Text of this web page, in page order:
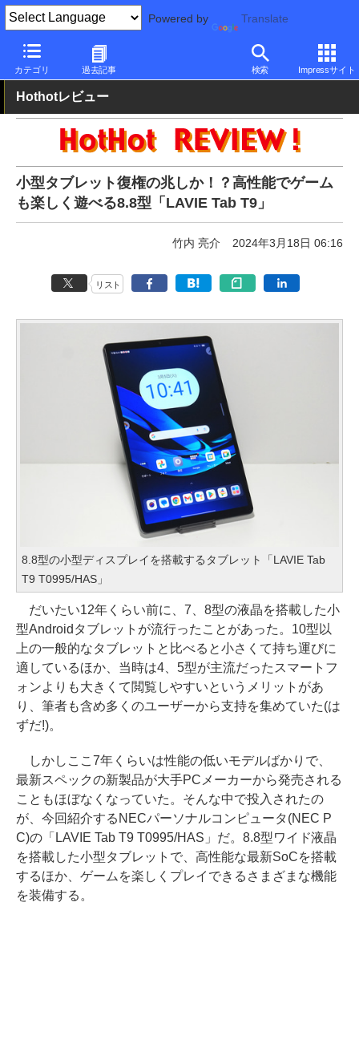
Powered by Translate
カテゴリ 過去記事 検索 Impressサイト
PC Watch パソコン/タブレット/スマートフォン タブレット
Hothotレビュー
小型タブレット復権の兆しか！？高性能でゲーム
も楽しく遊べる8.8型「LAVIE Tab T9」
竹内 亮介 2024年3月18日 06:16
リスト
8.8型の小型ディスプレイを搭載するタブレット「LAVIE Tab
T9 T0995/HAS」
だいたい12年くらい前に、7、8型の液晶を搭載した小
型Androidタブレットが流行ったことがあった。10型以
上の一般的なタブレットと比べると小さくて持ち運びに
適しているほか、当時は4、5型が主流だったスマートフ
ォンよりも大きくて閲覧しやすいというメリットがあ
り、筆者も含め多くのユーザーから支持を集めていた(は
ずだ!)。
しかしここ7年くらいは性能の低いモデルばかりで、
最新スペックの新製品が大手PCメーカーから発売される
こともほぼなくなっていた。そんな中で投入されたの
が、今回紹介するNECパーソナルコンピュータ(NEC P
C)の「LAVIE Tab T9 T0995/HAS」だ。8.8型ワイド液晶
を搭載した小型タブレットで、高性能な最新SoCを搭載
するほか、ゲームを楽しくプレイできるさまざまな機能
を装備する。